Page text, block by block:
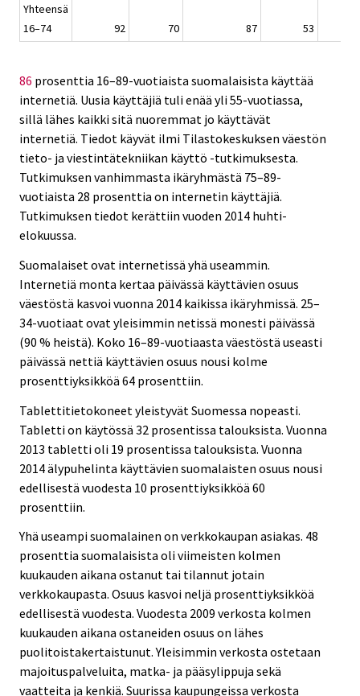
Yhteensä
16–74
92 70 87 53
86 prosenttia 16–89-vuotiaista suomalaisista käyttää
internetiä. Uusia käyttäjiä tuli enää yli 55-vuotiassa,
sillä lähes kaikki sitä nuoremmat jo käyttävät
internetiä. Tiedot käyvät ilmi Tilastokeskuksen väestön
tieto- ja viestintätekniikan käyttö ‑tutkimuksesta.
Tutkimuksen vanhimmasta ikäryhmästä 75–89-
vuotiaista 28 prosenttia on internetin käyttäjiä.
Tutkimuksen tiedot kerättiin vuoden 2014 huhti-
elokuussa.
Suomalaiset ovat internetissä yhä useammin.
Internetiä monta kertaa päivässä käyttävien osuus
väestöstä kasvoi vuonna 2014 kaikissa ikäryhmissä. 25–
34-vuotiaat ovat yleisimmin netissä monesti päivässä
(90 % heistä). Koko 16–89-vuotiaasta väestöstä useasti
päivässä nettiä käyttävien osuus nousi kolme
prosenttiyksikköä 64 prosenttiin.
Tablettitietokoneet yleistyvät Suomessa nopeasti.
Tabletti on käytössä 32 prosentissa talouksista. Vuonna
2013 tabletti oli 19 prosentissa talouksista. Vuonna
2014 älypuhelinta käyttävien suomalaisten osuus nousi
edellisestä vuodesta 10 prosenttiyksikköä 60
prosenttiin.
Yhä useampi suomalainen on verkkokaupan asiakas. 48
prosenttia suomalaisista oli viimeisten kolmen
kuukauden aikana ostanut tai tilannut jotain
verkkokaupasta. Osuus kasvoi neljä prosenttiyksikköä
edellisestä vuodesta. Vuodesta 2009 verkosta kolmen
kuukauden aikana ostaneiden osuus on lähes
puolitoistakertaistunut. Yleisimmin verkosta ostetaan
majoituspalveluita, matka- ja pääsylippuja sekä
vaatteita ja kenkiä. Suurissa kaupungeissa verkosta